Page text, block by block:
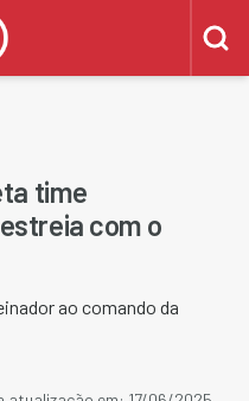
time
com o
ao comando da